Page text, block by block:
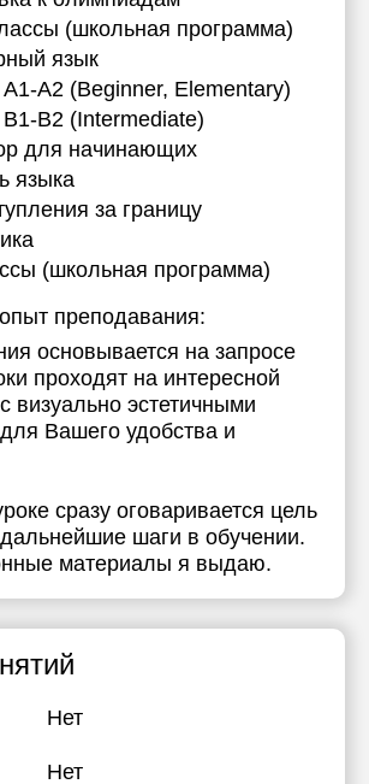
(школьная программа)
язык
А2 (Beginner, Elementary)
B2 (Intermediate)
для начинающих
языка
за границу
(школьная программа)
преподавания:
основывается на запросе
проходят на интересной
визуально эстетичными
Вашего удобства и
сразу оговаривается цель
шаги в обучении.
материалы я выдаю.
Нет
Нет